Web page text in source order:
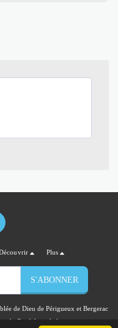
Plus
S'ABONNER
de Dieu de Périgueux et Bergerac
de Confidentialité